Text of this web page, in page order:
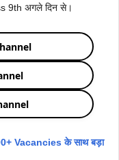
9th अगले दिन से।
Vacancies के साथ बड़ा